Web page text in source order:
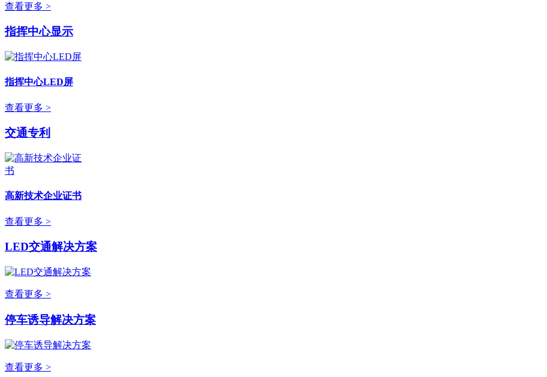
查看更多 >
指挥中心显示
指挥中心LED屏
查看更多 >
交通专利
高新技术企业证书
查看更多 >
LED交通解决方案
查看更多 >
停车诱导解决方案
查看更多 >